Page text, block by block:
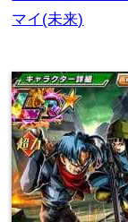
マイ(未来)